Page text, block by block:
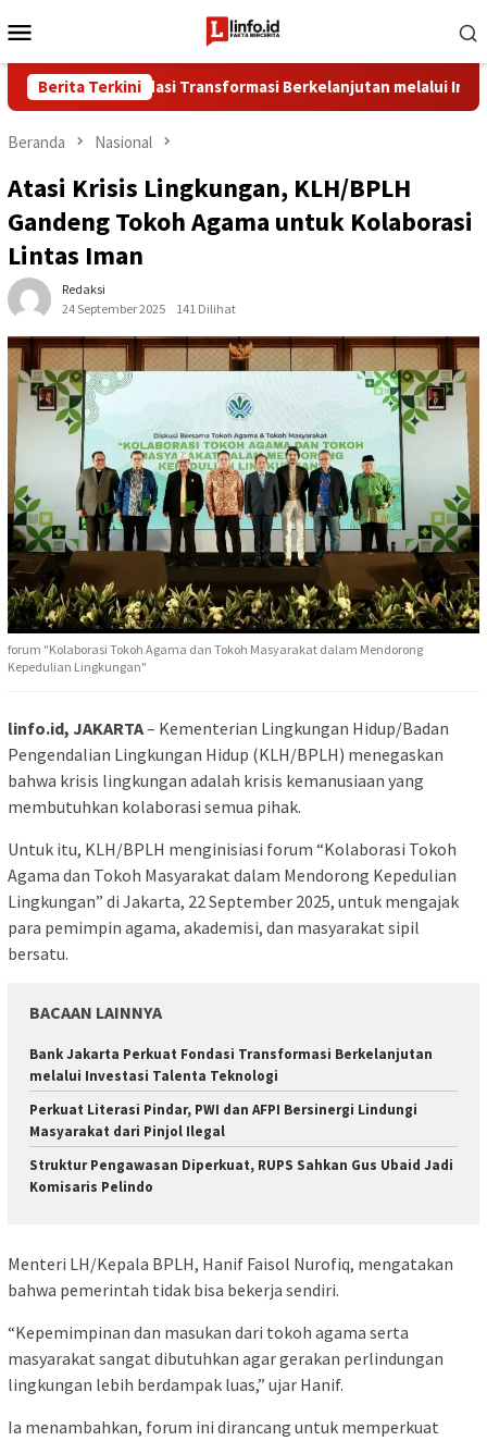
ke
Mobile
Berita Terkini
Fondasi Transformasi Berkelanjutan melalui Investasi
Beranda Nasional
Atasi Krisis Lingkungan, KLH/BPLH
Gandeng Tokoh Agama untuk Kolaborasi
Lintas Iman
Redaksi
24 September 2025
141 Dilihat
forum "Kolaborasi Tokoh Agama dan Tokoh Masyarakat dalam Mendorong
Kepedulian Lingkungan"
linfo.id, JAKARTA– Kementerian Lingkungan Hidup/Badan
Pengendalian Lingkungan Hidup (KLH/BPLH) menegaskan
bahwa krisis lingkungan adalah krisis kemanusiaan yang
membutuhkan kolaborasi semua pihak.
Untuk itu, KLH/BPLH menginisiasi forum “Kolaborasi Tokoh
Agama dan Tokoh Masyarakat dalam Mendorong Kepedulian
Lingkungan” di Jakarta, 22 September 2025, untuk mengajak
para pemimpin agama, akademisi, dan masyarakat sipil
bersatu.
BACAAN LAINNYA
Bank Jakarta Perkuat Fondasi Transformasi Berkelanjutan
melalui Investasi Talenta Teknologi
Perkuat Literasi Pindar, PWI dan AFPI Bersinergi Lindungi
Masyarakat dari Pinjol Ilegal
​Struktur Pengawasan Diperkuat, RUPS Sahkan Gus Ubaid Jadi
Komisaris Pelindo
Menteri LH/Kepala BPLH, Hanif Faisol Nurofiq, mengatakan
bahwa pemerintah tidak bisa bekerja sendiri.
“Kepemimpinan dan masukan dari tokoh agama serta
masyarakat sangat dibutuhkan agar gerakan perlindungan
lingkungan lebih berdampak luas,” ujar Hanif.
Ia menambahkan, forum ini dirancang untuk memperkuat